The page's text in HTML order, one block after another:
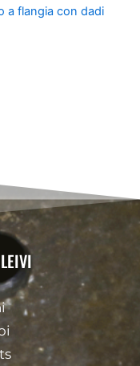
a flangia con dadi